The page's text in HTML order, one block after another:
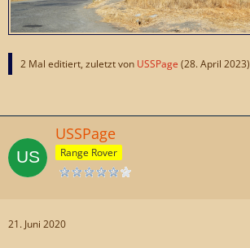
2 Mal editiert, zuletzt von USSPage (28. April 2023)
USSPage
Range Rover
21. Juni 2020